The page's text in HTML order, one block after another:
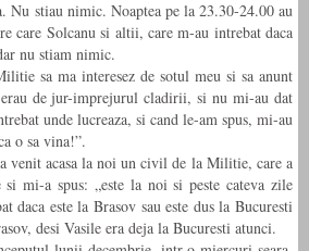
Nu stiau nimic. Noaptea pe la 23.30-24.00 au
care Solcanu si altii, care m-au intrebat daca
nu stiam nimic.
sa ma interesez de sotul meu si sa anunt
de jur-imprejurul cladirii, si nu mi-au dat
unde lucreaza, si cand le-am spus, mi-au
o sa vina!”.
venit acasa la noi un civil de la Militie, care a
mi-a spus: „este la noi si peste cateva zile
daca este la Brasov sau este dus la Bucuresti
desi Vasile era deja la Bucuresti atunci.